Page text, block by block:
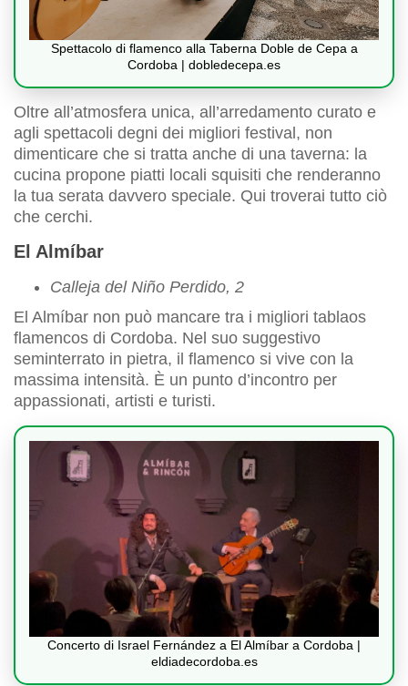
Spettacolo di flamenco alla Taberna Doble de Cepa a
Cordoba | dobledecepa.es
Oltre all’atmosfera unica, all’arredamento curato e
agli spettacoli degni dei migliori festival, non
dimenticare che si tratta anche di una taverna: la
cucina propone piatti locali squisiti che renderanno
la tua serata davvero speciale. Qui troverai tutto ciò
che cerchi.
El Almíbar
Calleja del Niño Perdido, 2
El Almíbar non può mancare tra i migliori tablaos
flamencos di Cordoba. Nel suo suggestivo
seminterrato in pietra, il flamenco si vive con la
massima intensità. È un punto d’incontro per
appassionati, artisti e turisti.
Concerto di Israel Fernández a El Almíbar a Cordoba |
eldiadecordoba.es